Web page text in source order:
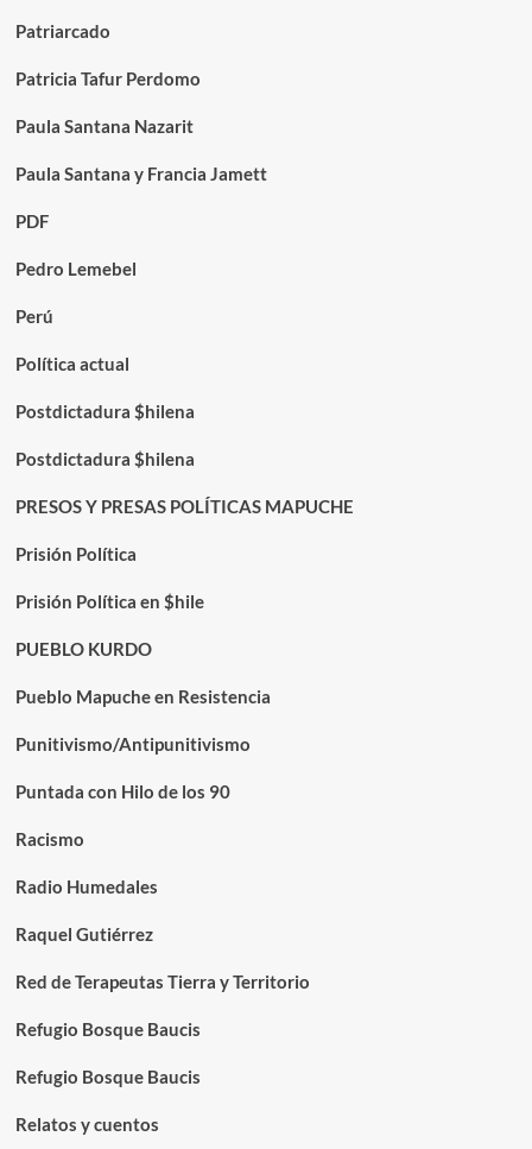
Patriarcado
Patricia Tafur Perdomo
Paula Santana Nazarit
Paula Santana y Francia Jamett
PDF
Pedro Lemebel
Perú
Política actual
Postdictadura $hilena
Postdictadura $hilena
PRESOS Y PRESAS POLÍTICAS MAPUCHE
Prisión Política
Prisión Política en $hile
PUEBLO KURDO
Pueblo Mapuche en Resistencia
Punitivismo/Antipunitivismo
Puntada con Hilo de los 90
Racismo
Radio Humedales
Raquel Gutiérrez
Red de Terapeutas Tierra y Territorio
Refugio Bosque Baucis
Refugio Bosque Baucis
Relatos y cuentos